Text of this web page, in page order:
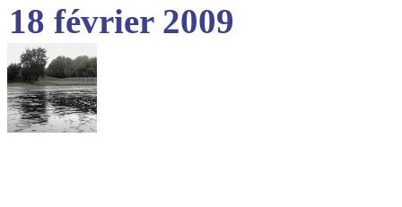
18 février 2009